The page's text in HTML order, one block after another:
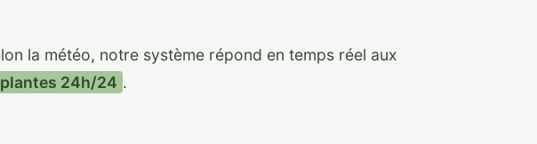
la météo, notre système répond en temps réel aux
24h/24 .